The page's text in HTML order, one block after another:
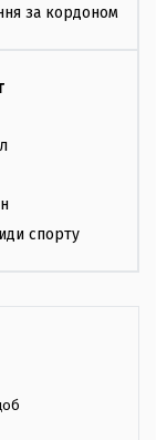
за кордоном
спорту